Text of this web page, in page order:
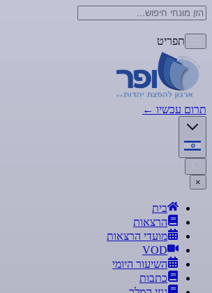
תפריט
תרום עכשיו ←
×
בית
הרצאות
מועדי הרצאות
VOD
השיעור היומי
כתבות